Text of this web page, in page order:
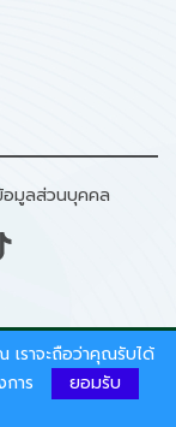
อมูลส่วนบุคคล
บายและแผน
อม.
เราจะถือว่าคุณรับได้
าร
ยอมรับ